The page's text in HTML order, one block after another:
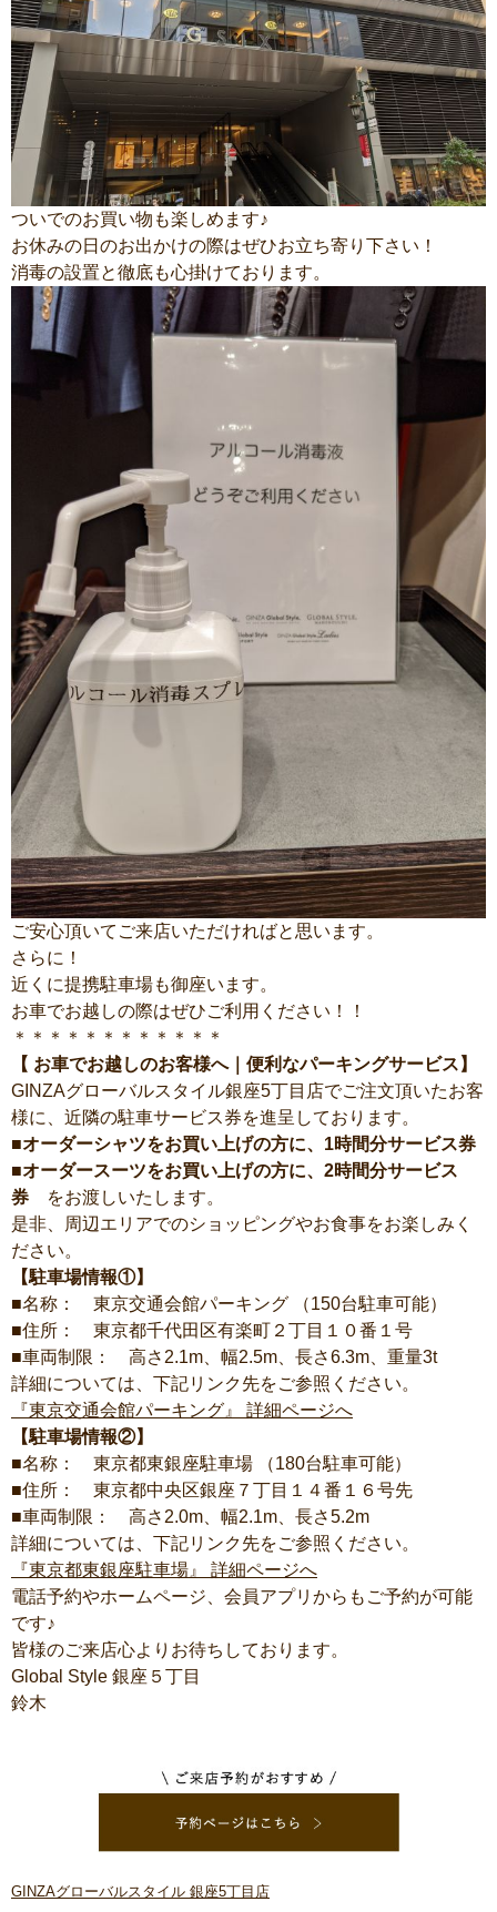
ついでのお買い物も楽しめます♪
お休みの日のお出かけの際はぜひお立ち寄り下さい！
消毒の設置と徹底も心掛けております。
ご安心頂いてご来店いただければと思います。
さらに！
近くに提携駐車場も御座います。
お車でお越しの際はぜひご利用ください！！
＊＊＊＊＊＊＊＊＊＊＊＊
【 お車でお越しのお客様へ｜便利なパーキングサービス】
GINZAグローバルスタイル銀座5丁目店でご注文頂いたお客
様に、近隣の駐車サービス券を進呈しております。
■オーダーシャツをお買い上げの方に、1時間分サービス券
■オーダースーツをお買い上げの方に、2時間分サービス
券 をお渡しいたします。
是非、周辺エリアでのショッピングやお食事をお楽しみく
ださい。
【駐車場情報①】
■名称： 東京交通会館パーキング （150台駐車可能）
■住所： 東京都千代田区有楽町２丁目１０番１号
■車両制限： 高さ2.1m、幅2.5m、長さ6.3m、重量3t
詳細については、下記リンク先をご参照ください。
『東京交通会館パーキング』 詳細ページへ
【駐車場情報②】
■名称： 東京都東銀座駐車場 （180台駐車可能）
■住所： 東京都中央区銀座７丁目１４番１６号先
■車両制限： 高さ2.0m、幅2.1m、長さ5.2m
詳細については、下記リンク先をご参照ください。
『東京都東銀座駐車場』 詳細ページへ
電話予約やホームページ、会員アプリからもご予約が可能
です♪
皆様のご来店心よりお待ちしております。
Global Style 銀座５丁目
鈴木
GINZAグローバルスタイル 銀座5丁目店